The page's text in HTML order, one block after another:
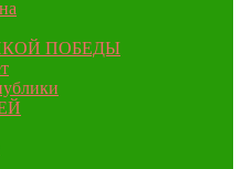
ПОБЕДЫ